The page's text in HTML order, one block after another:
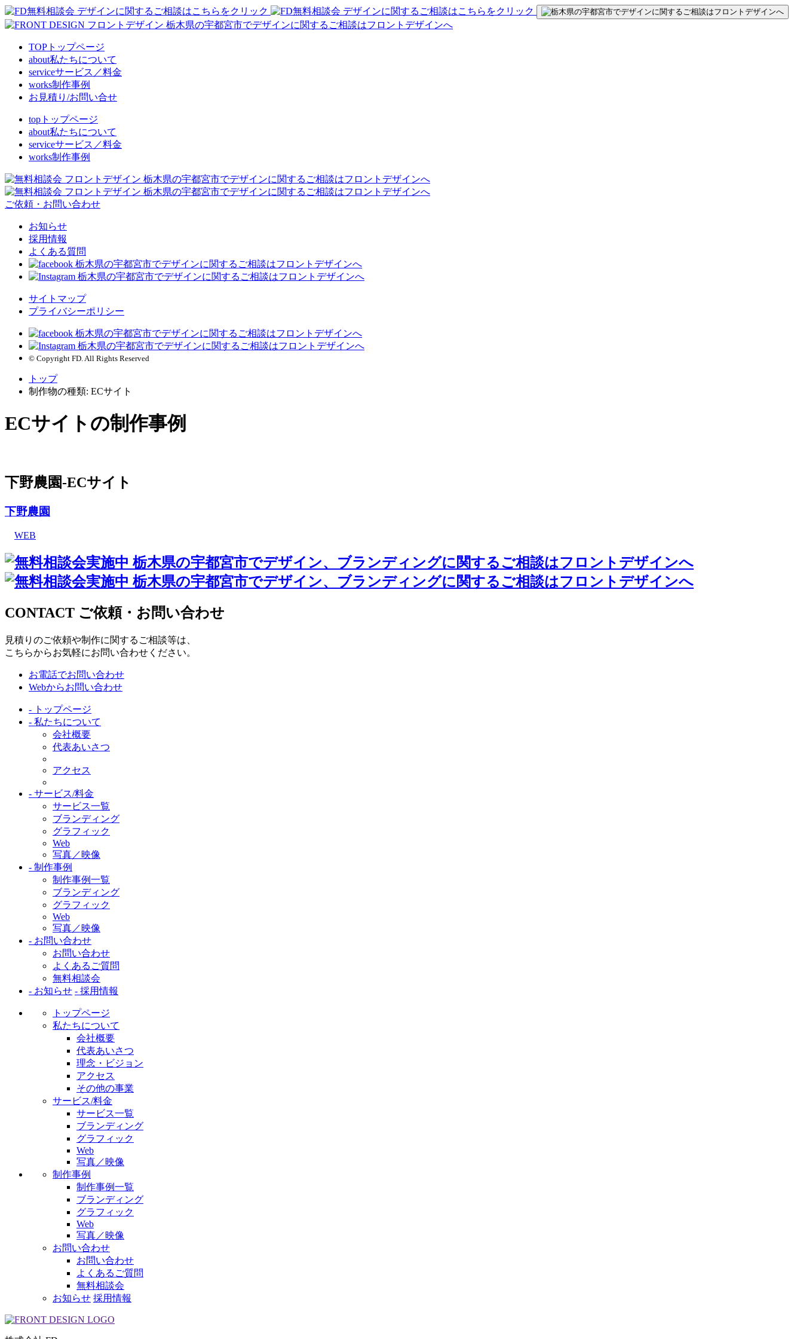
TOP トップページ
about私たちについて
serviceサービス／料金
works制作事例
お見積り/お問い合せ
top トップページ
about私たちについて
serviceサービス／料金
works制作事例
ご依頼・お問い合わせ
お知らせ
採用情報
よくある質問
サイトマップ
プライバシーポリシー
© Copyright FD. All Rights Reserved
トップ
制作物の種類: ECサイト
ECサイトの制作事例
下野農園-ECサイト
下野農園
WEB
CONTACT ご依頼・お問い合わせ
見積りのご依頼や制作に関するご相談等は、
こちらからお気軽にお問い合わせください。
お電話でお問い合わせ
Webからお問い合わせ
- トップページ
- 私たちについて
会社概要
代表あいさつ
アクセス
- サービス/料金
サービス一覧
ブランディング
グラフィック
Web
写真／映像
- 制作事例
制作事例一覧
ブランディング
グラフィック
Web
写真／映像
- お問い合わせ
お問い合わせ
よくあるご質問
無料相談会
- お知らせ - 採用情報
トップページ
私たちについて
会社概要
代表あいさつ
理念・ビジョン
アクセス
その他の事業
サービス/料金
サービス一覧
ブランディング
グラフィック
Web
写真／映像
制作事例
制作事例一覧
ブランディング
グラフィック
Web
写真／映像
お問い合わせ
お問い合わせ
よくあるご質問
無料相談会
お知らせ 採用情報